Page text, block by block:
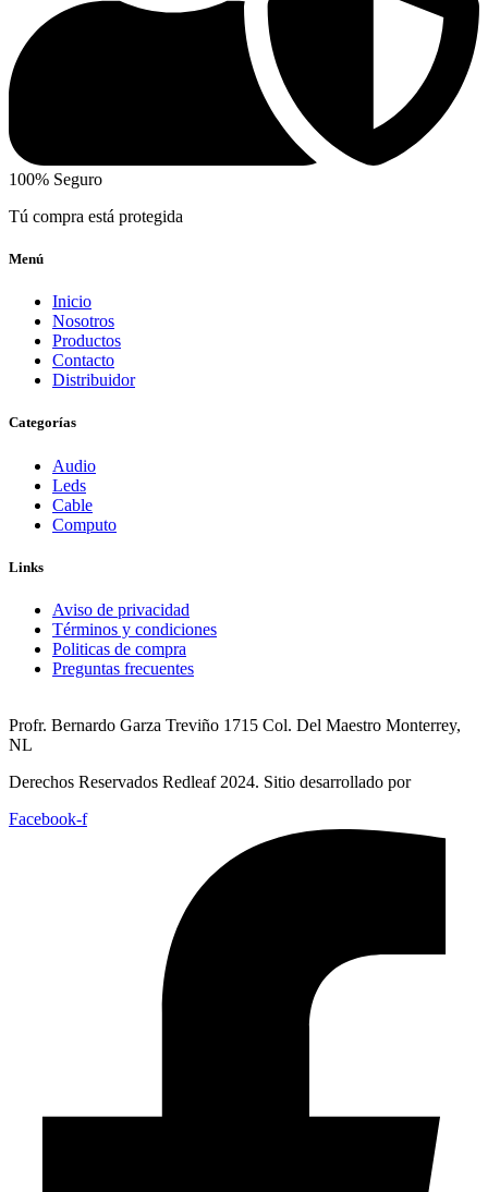
100% Seguro
Tú compra está protegida
Menú
Inicio
Nosotros
Productos
Contacto
Distribuidor
Categorías
Audio
Leds
Cable
Computo
Links
Aviso de privacidad
Términos y condiciones
Politicas de compra
Preguntas frecuentes
Profr. Bernardo Garza Treviño 1715 Col. Del Maestro Monterrey,
NL
Derechos Reservados Redleaf 2024. Sitio desarrollado por
Facebook-f